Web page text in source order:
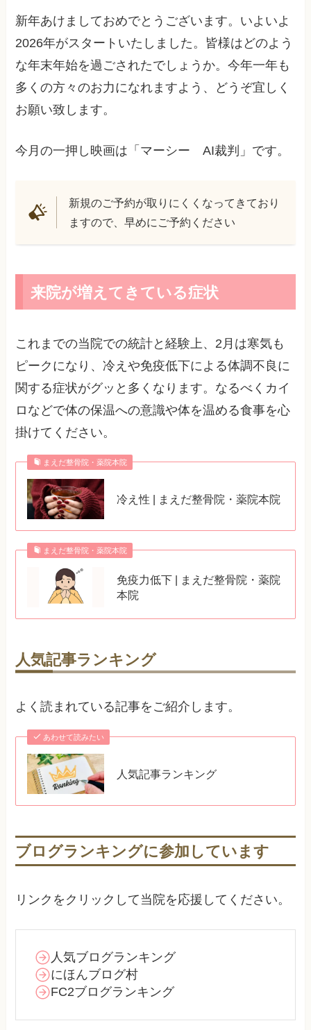
新年あけましておめでとうございます。いよいよ
2026年がスタートいたしました。皆様はどのよう
な年末年始を過ごされたでしょうか。今年一年も
多くの方々のお力になれますよう、どうぞ宜しく
お願い致します。
今月の一押し映画は「マーシー AI裁判」です。
新規のご予約が取りにくくなってきており
ますので、早めにご予約ください
来院が増えてきている症状
これまでの当院での統計と経験上、2月は寒気も
ピークになり、冷えや免疫低下による体調不良に
関する症状がグッと多くなります。なるべくカイ
ロなどで体の保温への意識や体を温める食事を心
掛けてください。
まえだ整骨院・薬院本院
冷え性 | まえだ整骨院・薬院本院
まえだ整骨院・薬院本院
免疫力低下 | まえだ整骨院・薬院
本院
人気記事ランキング
よく読まれている記事をご紹介します。
あわせて読みたい
人気記事ランキング
ブログランキングに参加しています
リンクをクリックして当院を応援してください。
人気ブログランキング
にほんブログ村
FC2ブログランキング